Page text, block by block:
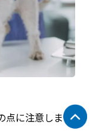
点に注意しましょ